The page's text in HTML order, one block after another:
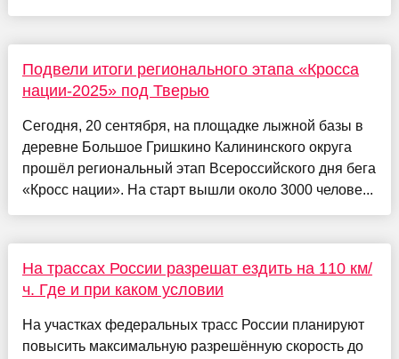
Подвели итоги регионального этапа «Кросса
нации-2025» под Тверью
Сегодня, 20 сентября, на площадке лыжной базы в
деревне Большое Гришкино Калининского округа
прошёл региональный этап Всероссийского дня бега
«Кросс нации». На старт вышли около 3000 челове...
На трассах России разрешат ездить на 110 км/
ч. Где и при каком условии
На участках федеральных трасс России планируют
повысить максимальную разрешённую скорость до